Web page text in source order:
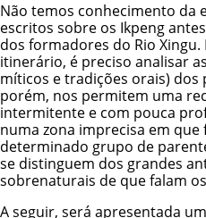
Não temos conhecimento da
escritos sobre os Ikpeng
dos formadores do Rio
itinerário, é preciso analisar
míticos e tradições orais) dos
porém, nos permitem uma
intermitente e com pouca
numa zona imprecisa em
determinado grupo de
se distinguem dos grandes
sobrenaturais de que falam
A seguir, será apresentada